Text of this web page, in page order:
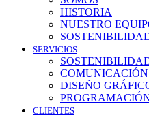
HISTORIA
NUESTRO
SERVICIOS
DISEÑO
CLIENTES